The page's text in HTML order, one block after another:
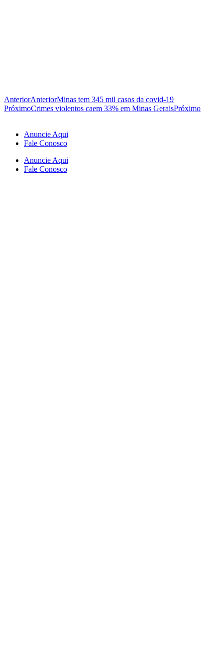
AnteriorAnteriorMinas tem 345 mil casos da covid-19
PróximoCrimes violentos caem 33% em Minas GeraisPróximo
Anuncie Aqui
Fale Conosco
Anuncie Aqui
Fale Conosco